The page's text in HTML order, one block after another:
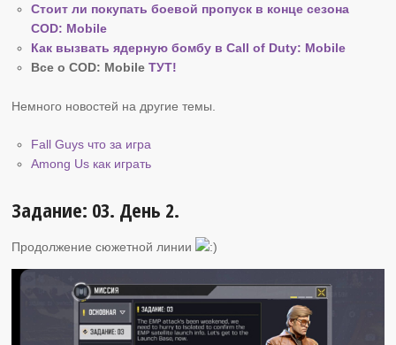
Стоит ли покупать боевой пропуск в конце сезона
COD: Mobile
Как вызвать ядерную бомбу в Call of Duty: Mobile
Все о COD: MobileТУТ!
Немного новостей на другие темы.
Fall Guys что за игра
Among Us как играть
Задание: 03. День 2.
Продолжение сюжетной линии